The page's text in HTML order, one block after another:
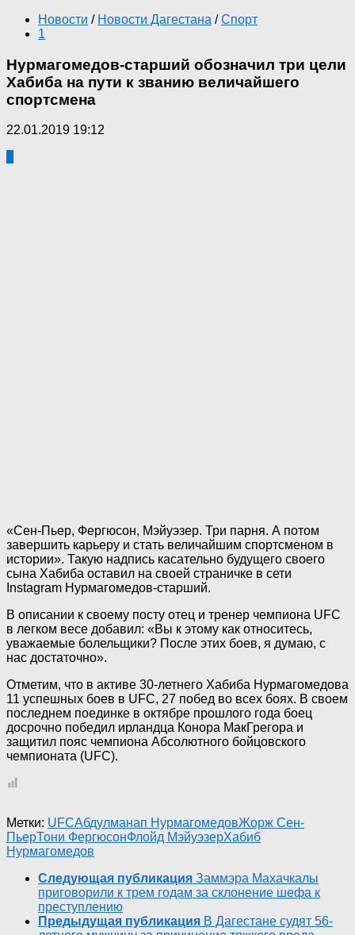
Новости / Новости Дагестана / Спорт
1
Нурмагомедов-старший обозначил три цели
Хабиба на пути к званию величайшего
спортсмена
22.01.2019 19:12
«Сен-Пьер, Фергюсон, Мэйуэзер. Три парня. А потом
завершить карьеру и стать величайшим спортсменом в
истории». Такую надпись касательно будущего своего
сына Хабиба оставил на своей страничке в сети
Instagram Нурмагомедов-старший.
В описании к своему посту отец и тренер чемпиона UFC
в легком весе добавил: «Вы к этому как относитесь,
уважаемые болельщики? После этих боев, я думаю, с
нас достаточно».
Отметим, что в активе 30-летнего Хабиба Нурмагомедова
11 успешных боев в UFC, 27 побед во всех боях. В своем
последнем поединке в октябре прошлого года боец
досрочно победил ирландца Конора МакГрегора и
защитил пояс чемпиона Абсолютного бойцовского
чемпионата (UFC).
Метки: UFCАбдулманап НурмагомедовЖорж Сен-
ПьерТони ФергюсонФлойд МэйуэзерХабиб
Нурмагомедов
Следующая публикация Заммэра Махачкалы
приговорили к трем годам за склонение шефа к
преступлению
Предыдущая публикация В Дагестане судят 56-